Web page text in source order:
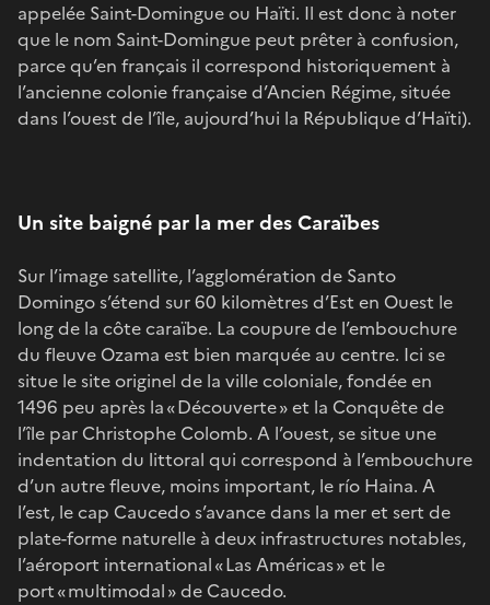
appelée Saint-Domingue ou Haïti. Il est donc à noter
que le nom Saint-Domingue peut prêter à confusion,
parce qu’en français il correspond historiquement à
l’ancienne colonie française d’Ancien Régime, située
dans l’ouest de l’île, aujourd’hui la République d’Haïti).
Un site baigné par la mer des Caraïbes
Sur l’image satellite, l’agglomération de Santo
Domingo s’étend sur 60 kilomètres d’Est en Ouest le
long de la côte caraïbe. La coupure de l’embouchure
du fleuve Ozama est bien marquée au centre. Ici se
situe le site originel de la ville coloniale, fondée en
1496 peu après la « Découverte » et la Conquête de
l’île par Christophe Colomb. A l’ouest, se situe une
indentation du littoral qui correspond à l’embouchure
d’un autre fleuve, moins important, le río Haina. A
l’est, le cap Caucedo s’avance dans la mer et sert de
plate-forme naturelle à deux infrastructures notables,
l’aéroport international « Las Américas » et le
port « multimodal » de Caucedo.